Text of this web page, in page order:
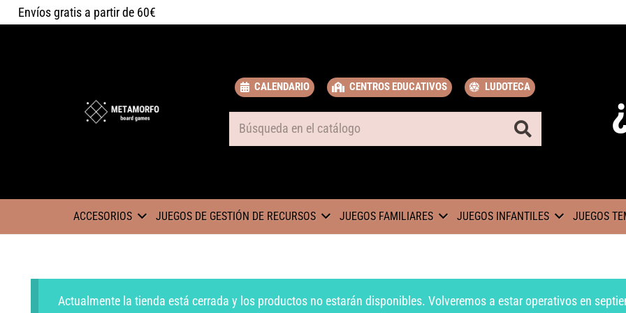
Envíos gratis a partir de 60€
CALENDARIO CENTROS EDUCATIVOS LUDOTECA
ACCESORIOS JUEGOS DE GESTIÓN DE RECURSOS JUEGOS FAMILIARES JUEGOS INFANTILES JUEGOS
Actualmente la tienda está cerrada y los productos no estarán disponibles. Volveremos a estar operativos en